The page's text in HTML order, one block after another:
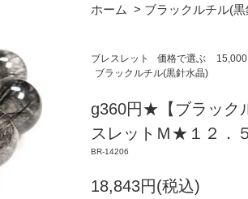
ホーム > ブラックルチル(
ブレスレット 価格で選ぶ
ブラックルチル(黒針水晶)
g360円★【ブラック
スレットＭ★１２．
BR-14206
18,843円(税込)